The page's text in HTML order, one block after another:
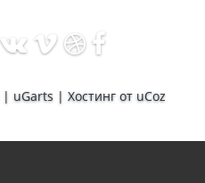
| uGarts | Хостинг от uCoz